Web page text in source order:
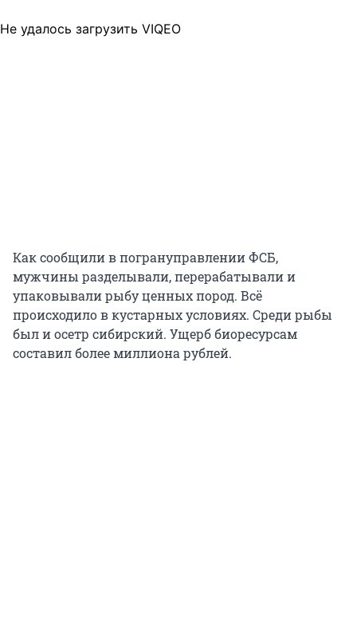
Не удалось загрузить VIQEO
Как сообщили в погрануправлении ФСБ,
мужчины разделывали, перерабатывали и
упаковывали рыбу ценных пород. Всё
происходило в кустарных условиях. Среди рыбы
был и осетр сибирский. Ущерб биоресурсам
составил более миллиона рублей.